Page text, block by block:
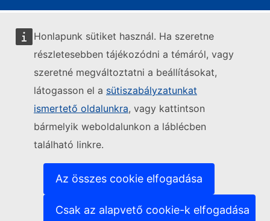
Honlapunk sütiket használ. Ha szeretne
részletesebben tájékozódni a témáról, vagy
szeretné megváltoztatni a beállításokat,
látogasson el a sütiszabályzatunkat
ismertető oldalunkra, vagy kattintson
bármelyik weboldalunkon a láblécben
található linkre.
Az összes cookie elfogadása
Csak az alapvető cookie-k elfogadása